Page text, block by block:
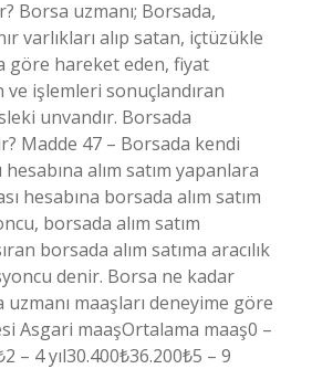
Borsa uzmanı; Borsada,
varlıkları alıp satan, içtüzükle
göre hareket eden, fiyat
işlemleri sonuçlandıran
unvandır. Borsada
Madde 47 – Borsada kendi
hesabına alım satım yapanlara
hesabına borsada alım satım
borsada alım satım
borsada alım satıma aracılık
denir. Borsa ne kadar
uzmanı maaşları deneyime göre
Asgari maaşOrtalama maaş0 –
– 4 yıl30.400₺36.200₺5 – 9